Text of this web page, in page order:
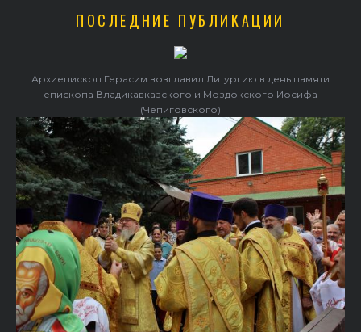
ПОСЛЕДНИЕ ПУБЛИКАЦИИ
Архиепископ Герасим возглавил Литургию в день памяти
епископа Владикавказского и Моздокского Иосифа
(Чепиговского)